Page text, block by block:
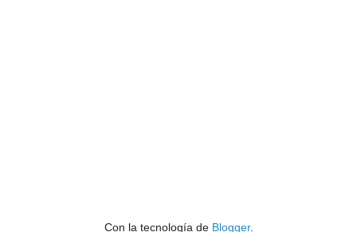
Con la tecnología de Blogger.